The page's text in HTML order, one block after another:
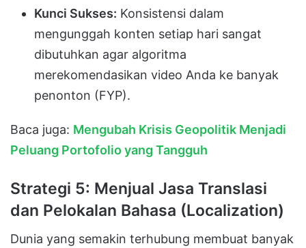
Kunci Sukses: Konsistensi dalam
mengunggah konten setiap hari sangat
dibutuhkan agar algoritma
merekomendasikan video Anda ke banyak
penonton (FYP).
Baca juga: Mengubah Krisis Geopolitik Menjadi
Peluang Portofolio yang Tangguh
Strategi 5: Menjual Jasa Translasi
dan Pelokalan Bahasa (Localization)
Dunia yang semakin terhubung membuat banyak